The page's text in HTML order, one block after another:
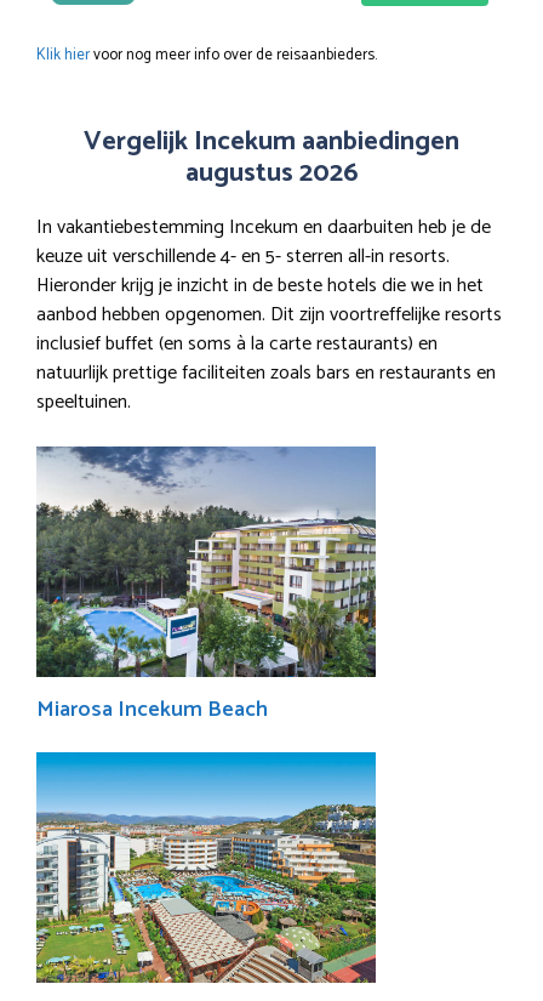
Klik hiervoor nog meer info over de reisaanbieders.
Vergelijk Incekum aanbiedingen
augustus 2026
In vakantiebestemming Incekum en daarbuiten heb je de
keuze uit verschillende 4- en 5- sterren all-in resorts.
Hieronder krijg je inzicht in de beste hotels die we in het
aanbod hebben opgenomen. Dit zijn voortreffelijke resorts
inclusief buffet (en soms à la carte restaurants) en
natuurlijk prettige faciliteiten zoals bars en restaurants en
speeltuinen.
Miarosa Incekum Beach